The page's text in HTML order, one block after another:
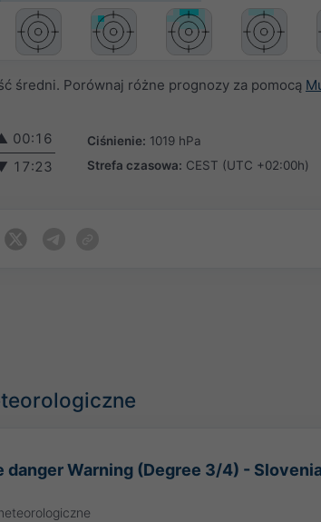
średni. Porównaj różne prognozy za pomocą
00:16
17:23
Ciśnienie: 1019 hPa
Strefa czasowa: CEST (UTC +02:00h)
danger Warning (Degree 3/4) -